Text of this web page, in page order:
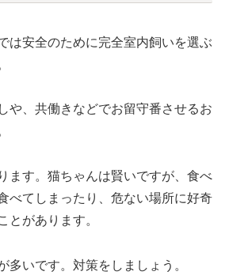
は安全のために完全室内飼いを選ぶ
や、共働きなどでお留守番させるお
ます。猫ちゃんは賢いですが、食べ
べてしまったり、危ない場所に好奇
とがあります。
多いです。対策をしましょう。